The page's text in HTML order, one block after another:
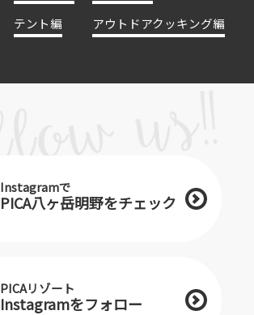
テント編
アウトドアクッキング編
Instagramで
PICA八ヶ岳明野をチェック
PICAリゾート
Instagramをフォロー